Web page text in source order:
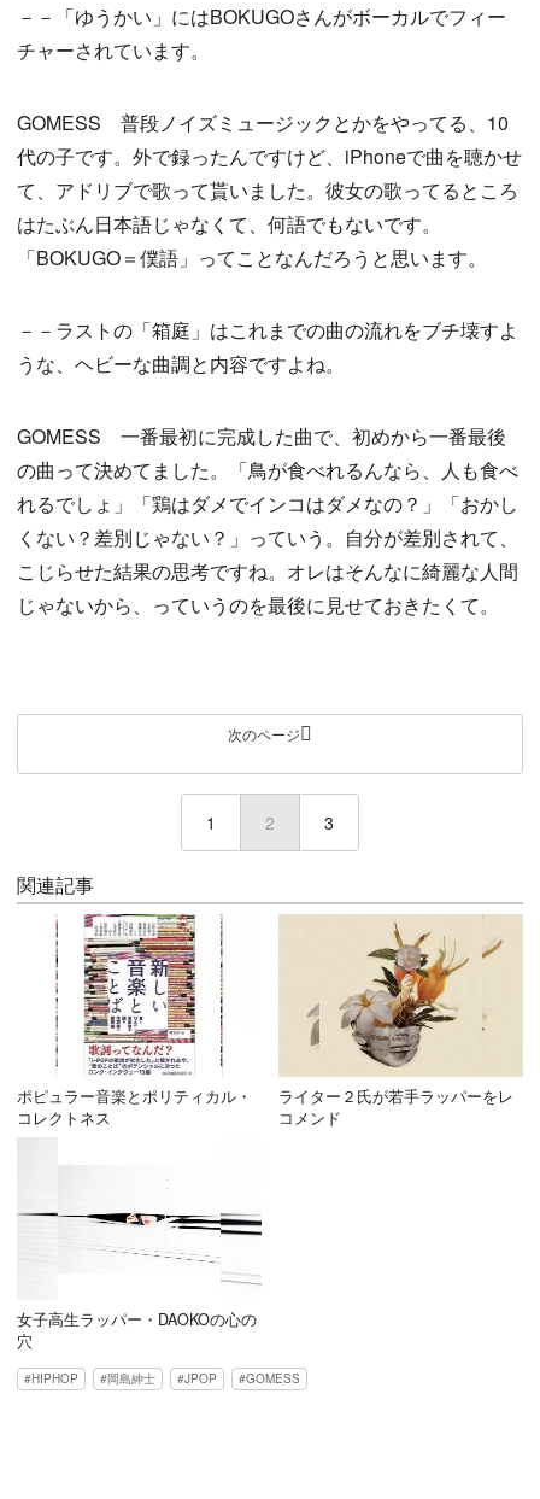
－－「ゆうかい」にはBOKUGOさんがボーカルでフィー
チャーされています。
GOMESS 普段ノイズミュージックとかをやってる、10
代の子です。外で録ったんですけど、iPhoneで曲を聴かせ
て、アドリブで歌って貰いました。彼女の歌ってるところ
はたぶん日本語じゃなくて、何語でもないです。
「BOKUGO＝僕語」ってことなんだろうと思います。
－－ラストの「箱庭」はこれまでの曲の流れをブチ壊すよ
うな、ヘビーな曲調と内容ですよね。
GOMESS 一番最初に完成した曲で、初めから一番最後
の曲って決めてました。「鳥が食べれるんなら、人も食べ
れるでしょ」「鶏はダメでインコはダメなの？」「おかし
くない？差別じゃない？」っていう。自分が差別されて、
こじらせた結果の思考ですね。オレはそんなに綺麗な人間
じゃないから、っていうのを最後に見せておきたくて。
次のページ
1 2 (current)
3
関連記事
ポピュラー音楽とポリティカル・
コレクトネス
ライター２氏が若手ラッパーをレ
コメンド
女子高生ラッパー・DAOKOの心の
穴
HIPHOP 岡島紳士 JPOP GOMESS